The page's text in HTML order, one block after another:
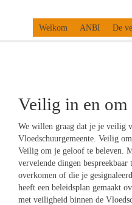
Welkom ANBI De
Veilig in en om
We willen graag dat je je veilig
Vloedschuurgemeente. Veilig
Veilig om je geloof te beleven.
vervelende dingen
overkomen of die je
heeft een beleidsplan gemaakt
met veiligheid binnen de